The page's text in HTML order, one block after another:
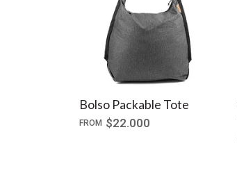
Bolso Packable Tote
FROM $22.000